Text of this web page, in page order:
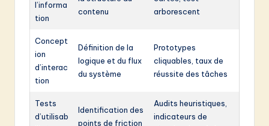
l’informa
tion
contenu
arborescent
Concept
ion
d’interac
tion
Définition de la
logique et du flux
du système
Prototypes
cliquables, taux de
réussite des tâches
Tests
d’utilisab
Identification des
points de friction
Audits heuristiques,
indicateurs de